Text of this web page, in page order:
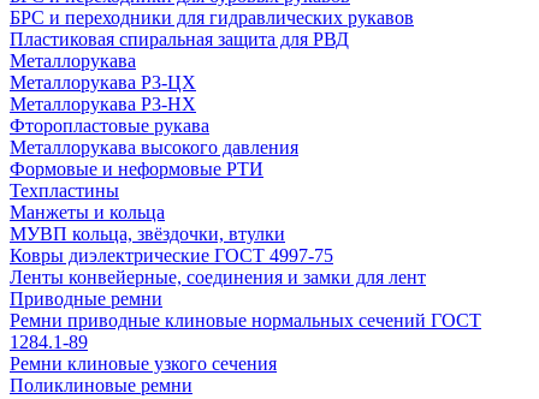
БРС и переходники для гидравлических рукавов
Пластиковая спиральная защита для РВД
Металлорукава
Металлорукава Р3-ЦХ
Металлорукава Р3-НХ
Фторопластовые рукава
Металлорукава высокого давления
Формовые и неформовые РТИ
Техпластины
Манжеты и кольца
МУВП кольца, звёздочки, втулки
Ковры диэлектрические ГОСТ 4997-75
Ленты конвейерные, соединения и замки для лент
Приводные ремни
Ремни приводные клиновые нормальных сечений ГОСТ
1284.1-89
Ремни клиновые узкого сечения
Поликлиновые ремни